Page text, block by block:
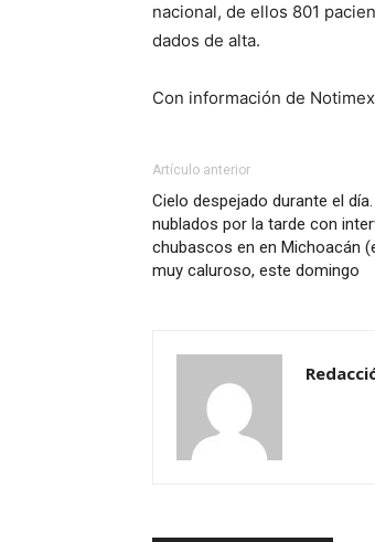
nacional, de ellos 801
dados de alta.
Con información de Notimex
Artículo anterior
Cielo despejado durante el
nublados por la tarde con
chubascos en en Michoacán
muy caluroso, este domingo